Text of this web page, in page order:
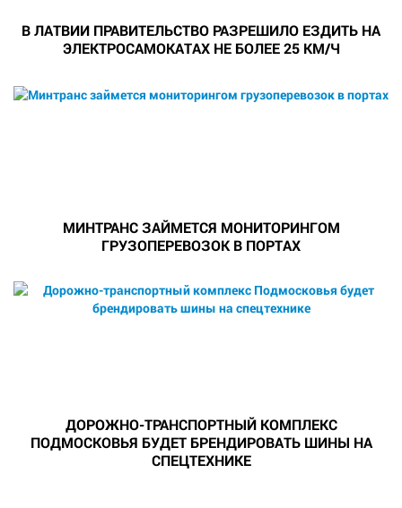
В ЛАТВИИ ПРАВИТЕЛЬСТВО РАЗРЕШИЛО ЕЗДИТЬ НА
ЭЛЕКТРОСАМОКАТАХ НЕ БОЛЕЕ 25 КМ/Ч
МИНТРАНС ЗАЙМЕТСЯ МОНИТОРИНГОМ
ГРУЗОПЕРЕВОЗОК В ПОРТАХ
ДОРОЖНО-ТРАНСПОРТНЫЙ КОМПЛЕКС
ПОДМОСКОВЬЯ БУДЕТ БРЕНДИРОВАТЬ ШИНЫ НА
СПЕЦТЕХНИКЕ